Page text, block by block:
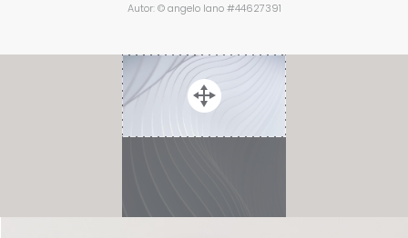
Autor: © angelo lano #44627391